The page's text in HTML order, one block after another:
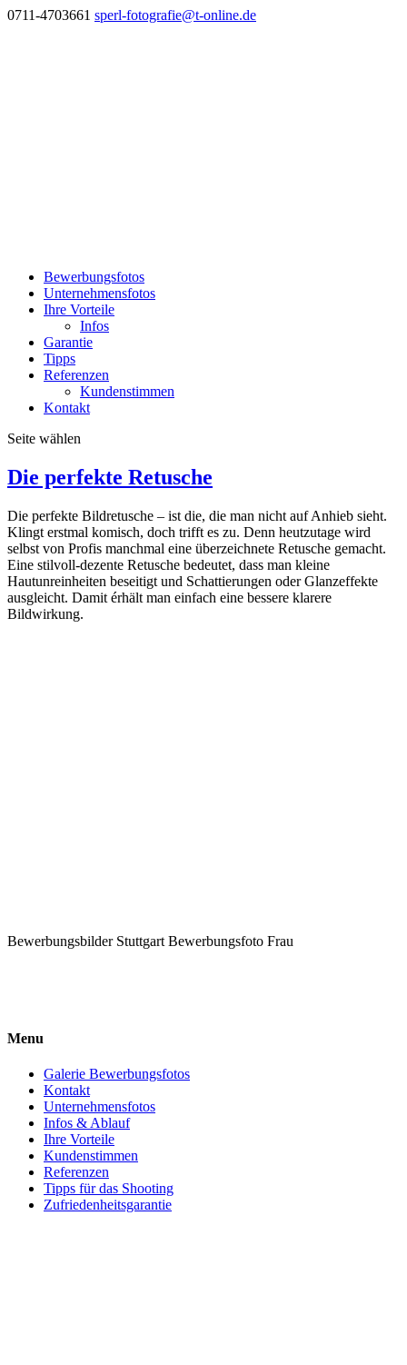
0711-4703661 sperl-fotografie@t-online.de
Bewerbungsfotos
Unternehmensfotos
Ihre Vorteile
Infos
Garantie
Tipps
Referenzen
Kundenstimmen
Kontakt
Seite wählen
Die perfekte Retusche
Die perfekte Bildretusche – ist die, die man nicht auf Anhieb sieht.
Klingt erstmal komisch, doch trifft es zu. Denn heutzutage wird
selbst von Profis manchmal eine überzeichnete Retusche gemacht.
Eine stilvoll-dezente Retusche bedeutet, dass man kleine
Hautunreinheiten beseitigt und Schattierungen oder Glanzeffekte
ausgleicht. Damit érhält man einfach eine bessere klarere
Bildwirkung.
Bewerbungsbilder Stuttgart Bewerbungsfoto Frau
Menu
Galerie Bewerbungsfotos
Kontakt
Unternehmensfotos
Infos & Ablauf
Ihre Vorteile
Kundenstimmen
Referenzen
Tipps für das Shooting
Zufriedenheitsgarantie